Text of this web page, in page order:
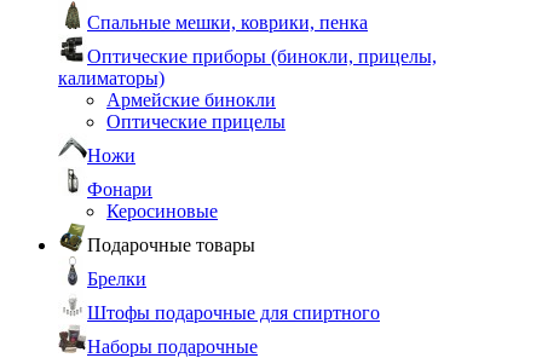
Спальные мешки, коврики, пенка
Оптические приборы (бинокли, прицелы,
калиматоры)
Армейские бинокли
Оптические прицелы
Ножи
Фонари
Керосиновые
Подарочные товары
Брелки
Штофы подарочные для спиртного
Наборы подарочные